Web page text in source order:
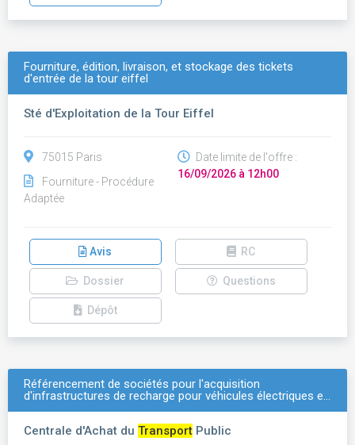
Fourniture, édition, livraison, et stockage des tickets
d'entrée de la tour eiffel
Sté d'Exploitation de la Tour Eiffel
75015 Paris
Fourniture - Procédure
Adaptée
Date limite de l'offre :
16/09/2026 à 12h00
Avis RC
Dossier Questions
Dépôt
Référencement de sociétés pour l'acquisition
d'infrastructures de recharge pour véhicules électriques e…
Centrale d'Achat du Transport Public